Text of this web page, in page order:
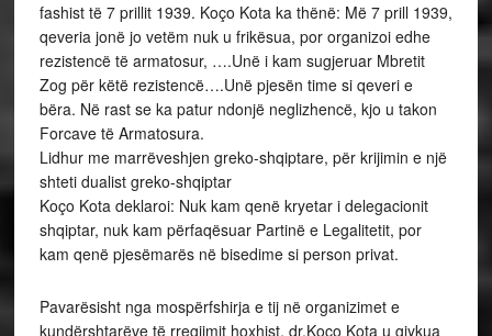
fashist të 7 prillit 1939. Koço Kota ka thënë: Më 7 prill 1939,
qeveria jonë jo vetëm nuk u frikësua, por organizoi edhe
rezistencë të armatosur, ….Unë i kam sugjeruar Mbretit
Zog për këtë rezistencë….Unë pjesën time si qeveri e
bëra. Në rast se ka patur ndonjë neglizhencë, kjo u takon
Forcave të Armatosura.
Lidhur me marrëveshjen greko-shqiptare, për krijimin e një
shteti dualist greko-shqiptar
Koço Kota deklaroi: Nuk kam qenë kryetar i delegacionit
shqiptar, nuk kam përfaqësuar Partinë e Legalitetit, por
kam qenë pjesëmarës në bisedime si person privat.
Pavarësisht nga mospërfshirja e tij në organizimet e
kundërshtarëve të rregjimit hoxhist, dr.Koço Kota u gjykua